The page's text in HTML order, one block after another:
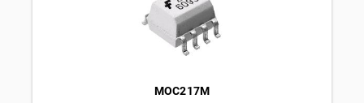
MOC217M